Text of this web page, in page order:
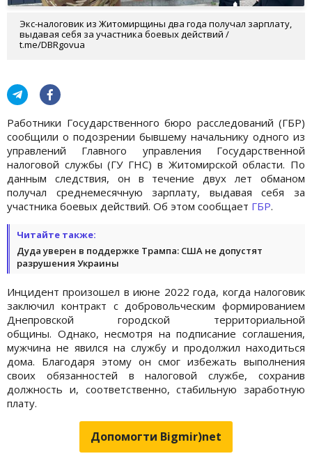
Экс-налоговик из Житомирщины два года получал зарплату,
выдавая себя за участника боевых действий /
t.me/DBRgovua
Работники Государственного бюро расследований (ГБР)
сообщили о подозрении бывшему начальнику одного из
управлений Главного управления Государственной
налоговой службы (ГУ ГНС) в Житомирской области. По
данным следствия, он в течение двух лет обманом
получал среднемесячную зарплату, выдавая себя за
участника боевых действий. Об этом сообщает ГБР.
Читайте также:
Дуда уверен в поддержке Трампа: США не допустят
разрушения Украины
Инцидент произошел в июне 2022 года, когда налоговик
заключил контракт с добровольческим формированием
Днепровской городской территориальной
общины. Однако, несмотря на подписание соглашения,
мужчина не явился на службу и продолжил находиться
дома. Благодаря этому он смог избежать выполнения
своих обязанностей в налоговой службе, сохранив
должность и, соответственно, стабильную заработную
плату.
Допомогти Bigmir)net